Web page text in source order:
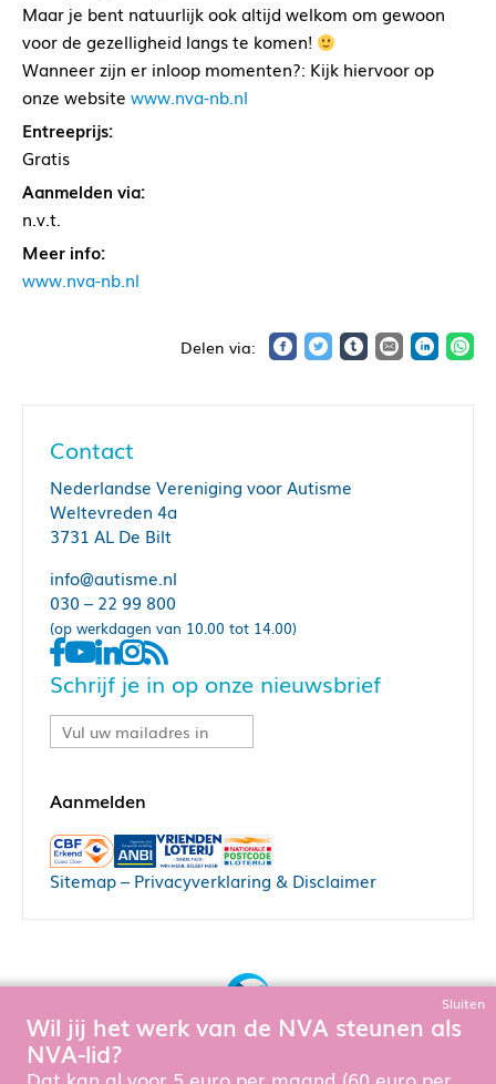
Maar je bent natuurlijk ook altijd welkom om gewoon
voor de gezelligheid langs te komen!
Wanneer zijn er inloop momenten?: Kijk hiervoor op
onze website www.nva-nb.nl
Entreeprijs:
Gratis
Aanmelden via:
n.v.t.
Meer info:
www.nva-nb.nl
Contact
Nederlandse Vereniging voor Autisme
Weltevreden 4a
3731 AL De Bilt
info@autisme.nl
030 – 22 99 800
(op werkdagen van 10.00 tot 14.00)
Schrijf je in op onze nieuwsbrief
Sitemap– Privacyverklaring & Disclaimer
Om de website goed te laten functioneren en te verbeteren
Sluiten
Wil jij het werk van de NVA steunen als
NVA-lid?